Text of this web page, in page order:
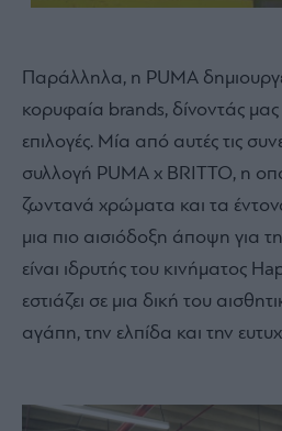
Παράλληλα, η PUMA
κορυφαία brands, δίνοντάς
επιλογές. Μία από αυτές τις
συλλογή PUMA x BRITTO, η
ζωντανά χρώματα και τα
μια πιο αισιόδοξη άποψη για
είναι ιδρυτής του κινήματος
εστιάζει σε μια δική του
αγάπη, την ελπίδα και την